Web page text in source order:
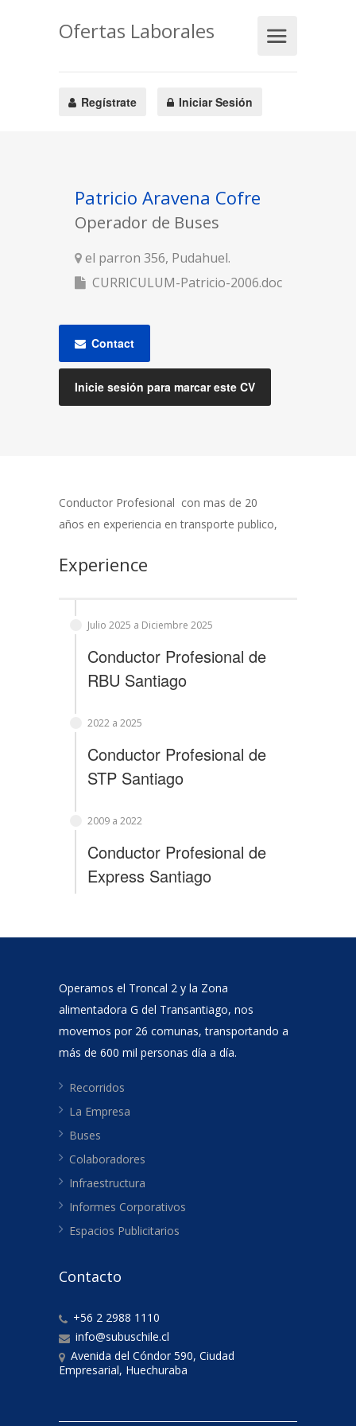
Ofertas Laborales
Regístrate Iniciar Sesión
Patricio Aravena Cofre
Operador de Buses
el parron 356, Pudahuel.
CURRICULUM-Patricio-2006.doc
Contact
Inicie sesión para marcar este CV
Conductor Profesional con mas de 20
años en experiencia en transporte publico,
Experience
Julio 2025 a Diciembre 2025
Conductor Profesional de
RBU Santiago
2022 a 2025
Conductor Profesional de
STP Santiago
2009 a 2022
Conductor Profesional de
Express Santiago
Operamos el Troncal 2 y la Zona
alimentadora G del Transantiago, nos
movemos por 26 comunas, transportando a
más de 600 mil personas día a día.
Recorridos
La Empresa
Buses
Colaboradores
Infraestructura
Informes Corporativos
Espacios Publicitarios
Contacto
+56 2 2988 1110
info@subuschile.cl
Avenida del Cóndor 590, Ciudad
Empresarial, Huechuraba